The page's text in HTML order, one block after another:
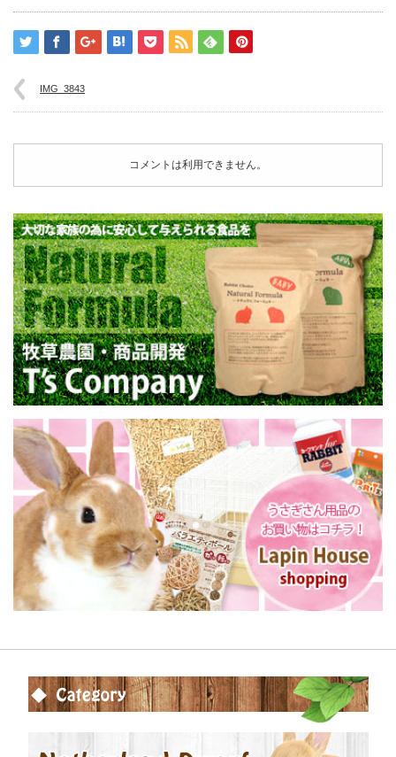
IMG_3843
コメントは利用できません。